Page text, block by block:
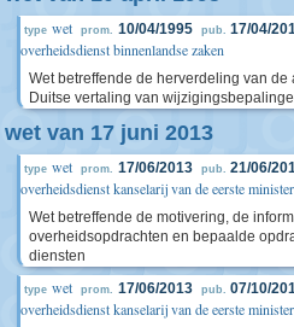
type wet prom. 10/04/1995 pub. 17/04/
overheidsdienst binnenlandse zaken
Wet betreffende de herverdeling van
Duitse vertaling van
wet van 17 juni 2013
type wet prom. 17/06/2013 pub. 21/06/
overheidsdienst kanselarij van de eerste minister
Wet betreffende de motivering, de
overheidsopdrachten en bepaalde
diensten
type wet prom. 17/06/2013 pub. 07/10/
overheidsdienst kanselarij van de eerste minister